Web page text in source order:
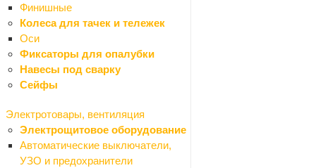
Финишные
Колеса для тачек и тележек
Оси
Фиксаторы для опалубки
Навесы под сварку
Сейфы
Электротовары, вентиляция
Электрощитовое оборудование
Автоматические выключатели,
УЗО и предохранители
Дозаторы
Ершики
Кольца для шторок
Наборы для ванной
Панели для ванной
Полки для ванной
Стаканы для зубных щеток
Рамы для ванны
Сушилки для рук
Сиденья для ванной